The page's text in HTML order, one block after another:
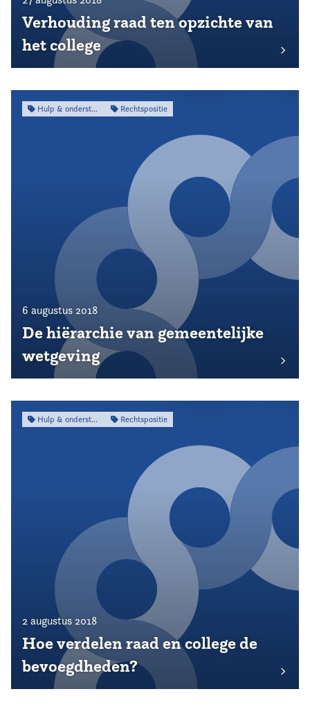
Verhouding raad ten opzichte van
het college
Hulp & ondersteuning Rechtspositie
6 augustus 2018
De hiërarchie van gemeentelijke
wetgeving
Hulp & ondersteuning Rechtspositie
2 augustus 2018
Hoe verdelen raad en college de
bevoegdheden?